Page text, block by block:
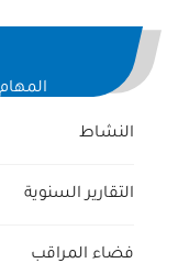
المهام
النشاط
التقارير السنوية
فضاء المراقب